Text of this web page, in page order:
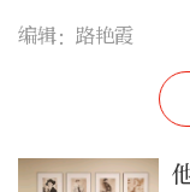
编辑：路艳霞